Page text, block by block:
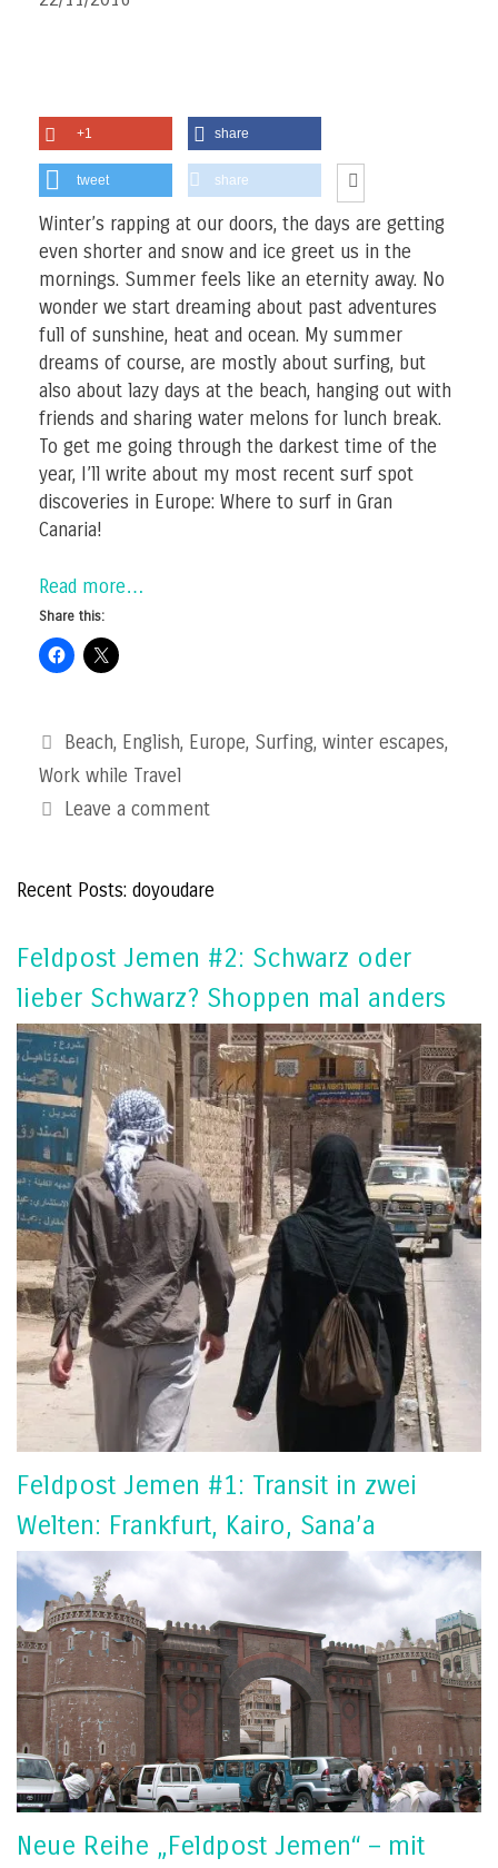
+1 share
tweet share
Winter’s rapping at our doors, the days are getting
even shorter and snow and ice greet us in the
mornings. Summer feels like an eternity away. No
wonder we start dreaming about past adventures
full of sunshine, heat and ocean. My summer
dreams of course, are mostly about surfing, but
also about lazy days at the beach, hanging out with
friends and sharing water melons for lunch break.
To get me going through the darkest time of the
year, I’ll write about my most recent surf spot
discoveries in Europe: Where to surf in Gran
Canaria!
Read more…
Share this:
Categories
Beach, English, Europe, Surfing,winter escapes,
Work while Travel
Leave a comment
Recent Posts: doyoudare
Feldpost Jemen #2: Schwarz oder
lieber Schwarz? Shoppen mal anders
Feldpost Jemen #1: Transit in zwei
Welten: Frankfurt, Kairo, Sana’a
Neue Reihe „Feldpost Jemen“ – mit